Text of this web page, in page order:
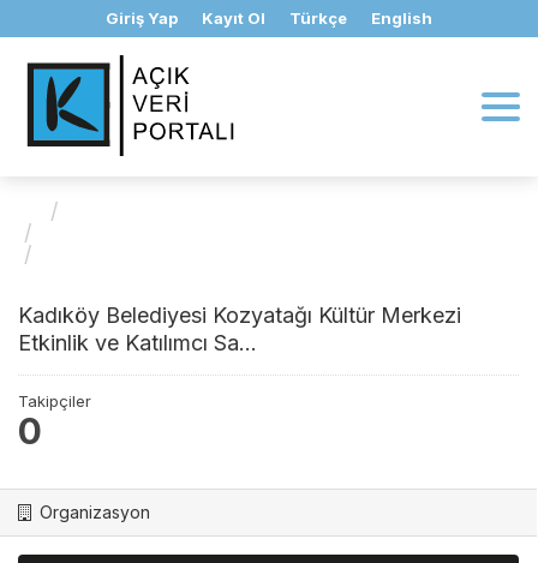
Giriş Yap Kayıt Ol Türkçe English
Kadıköy Belediyesi Kozyatağı Kültür Merkezi
Etkinlik ve Katılımcı Sa...
Takipçiler
0
Organizasyon